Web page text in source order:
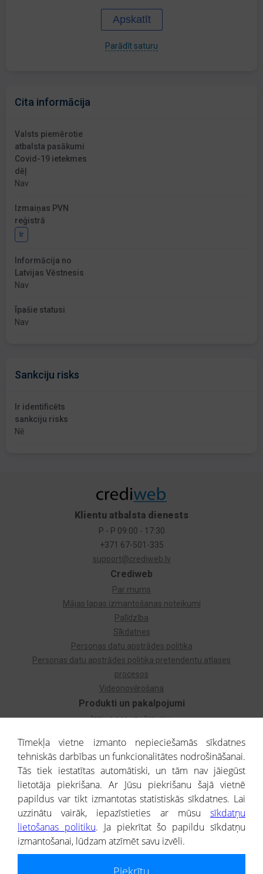
Apskatīt
Parādīt saturu
Cita informācija
Valsts piemērotie
atbalsta pasākumi
Covid-19 ietekmes
dēļ
Nav
Izmaiņas PVN
reģistrā
Ir
Informācija no
Latvijas Vēstnesis
Nav
Īpašie statusi
Nav
Sankciju risks
Ir identificēts
sankciju risks
Nē
Produkti un pakalpojumi
Izziņa par uzņēmumu
Dzimtas koks
Uzņēmumu atlase
Monitorings
Kredītizziņa par ārvalstu uzņēmumiem
Crediweb
Par mums
Mājas lapas izmantošanas noteikumi
Palīdzība
Sīkdatnes
Personas datu apstrādes politika
Personas datu apstrādes politika pretendentu atlases
procesos
Videonovērošana
Klientu atbalsta dienests
P - P 09:00 - 17:30
+371 67-501-335
support@crediweb.lv
® CREDITREFORM Latvija
SIA
Tīmekļa vietne izmanto nepieciešamās sīkdatnes
tehniskās darbības un funkcionalitātes nodrošināšanai.
Tās tiek iestatītas automātiski, un tām nav jāiegūst
lietotāja piekrišana. Ar Jūsu piekrišanu šajā vietnē
papildus var tikt izmantotas statistiskās sīkdatnes. Lai
uzzinātu vairāk, iepazīstieties ar mūsu sīkdatņu
lietošanas politiku. Ja piekrītat šo papildu sīkdatņu
izmantošanai, lūdzam atzīmēt savu izvēli.
Piekrītu